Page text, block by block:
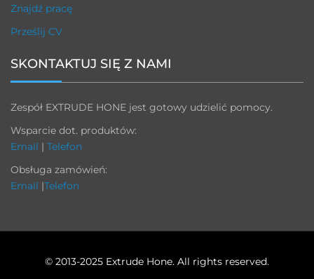
Znajdź pracę
Prześlij CV
SKONTAKTUJ SIĘ Z NAMI
Zespół EXTRUDE HONE jest gotowy udzielić pomocy.
Wsparcie dot. produktów:
Email | Telefon
Obsługa zamówień:
Email |Telefon
© 2013-2025 Extrude Hone. All rights reserved.